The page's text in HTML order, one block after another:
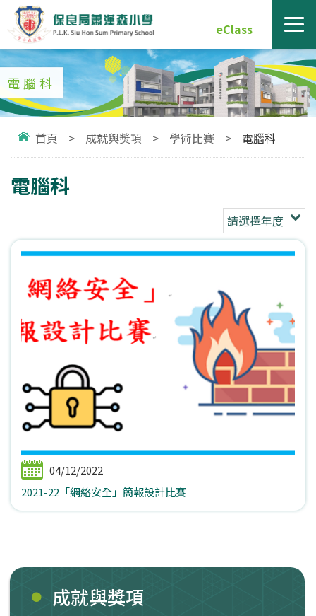
eClass
電腦科
首頁 > 成就與獎項 > 學術比賽 > 電腦科
電腦科
請選擇年度
04/12/2022
2021-22「網絡安全」簡報設計比賽
成就與獎項